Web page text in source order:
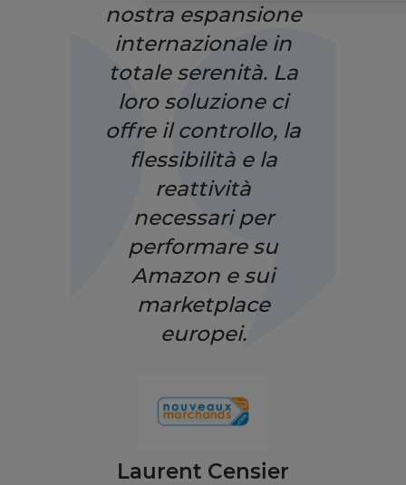
Axeptio consent
Piattaforma di Gestione del Consenso:
La nostra piattaforma ti consente di
nostra espansione
internazionale in
totale serenità. La
loro soluzione ci
offre il controllo, la
flessibilità e la
reattività
necessari per
performare su
Amazon e sui
marketplace
europei.
Laurent Censier